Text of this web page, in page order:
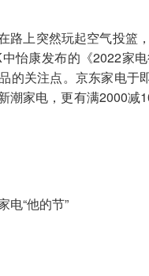
路上突然玩起空气投
怡康发布的《2022家
的关注点。京东家电于
潮家电，更有满2000